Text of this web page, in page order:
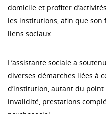
domicile et profiter
les institutions, afin que son
liens sociaux.
L’assistante sociale a
diverses démarches liées à
d’institution, autant du
invalidité, prestations